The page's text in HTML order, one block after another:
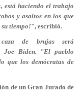
está haciendo el trabajo
y asaltos en los que
su tiempo!", escribió.
de brujas será
Joe Biden. "El pueblo
que los demócratas de
de un Gran Jurado de